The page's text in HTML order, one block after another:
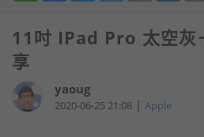
11吋 IPad Pro 太空灰
享
yaoug
2020-06-25 21:08 | Apple